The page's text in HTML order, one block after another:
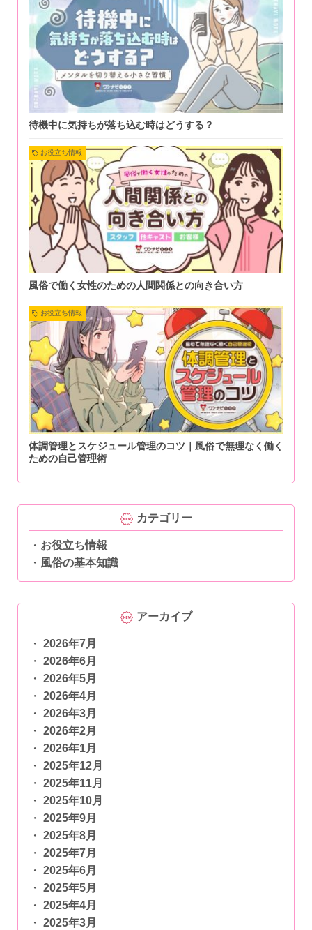
待機中に気持ちが落ち込む時はどうする？
お役立ち情報
風俗で働く女性のための人間関係との向き合い方
お役立ち情報
体調管理とスケジュール管理のコツ｜風俗で無理なく働く
ための自己管理術
カテゴリー
お役立ち情報
風俗の基本知識
アーカイブ
2026年7月
2026年6月
2026年5月
2026年4月
2026年3月
2026年2月
2026年1月
2025年12月
2025年11月
2025年10月
2025年9月
2025年8月
2025年7月
2025年6月
2025年5月
2025年4月
2025年3月